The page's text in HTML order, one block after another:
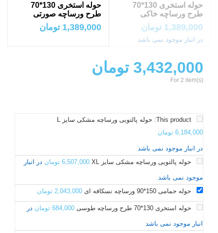
حوله استخری 130*70
طرح ورساچه خاکی
1,389,000 تومان
در انبار موجود نمی باشد
حوله استخری 130*70
طرح ورساچه صورتی
1,389,000 تومان
3,432,000 تومان
For 2 item(s)
This product: حوله پالتویی ورساچه مشکی سایز L
6,184,000 تومان
در انبار موجود نمی باشد
حوله پالتویی ورساچه مشکی سایز XL
6,507,000 تومان در انبار
موجود نمی باشد
حوله حمامی 150*90 ورساچه نسکافه ای
2,043,000 تومان
حوله استخری 130*70 طرح ورساچه طوسی 684,000 تومان در
انبار موجود نمی باشد